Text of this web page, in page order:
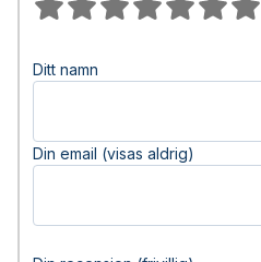
Ditt namn
Din email (visas aldrig)